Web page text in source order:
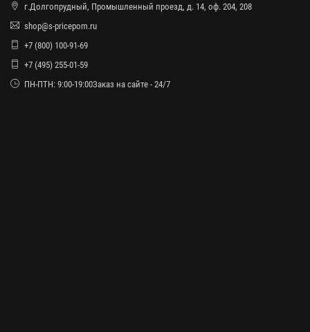
г.Долгопрудный, Промышленный проезд, д. 14, оф. 204, 208
shop@s-pricepom.ru
+7 (800) 100-91-69
+7 (495) 255-01-59
ПН-ПТН: 9:00-19:00Заказ на сайте - 24/7